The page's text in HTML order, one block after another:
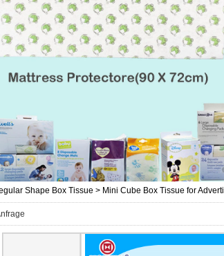
Shape Box Tissue > Mini Cube Box Tissue for